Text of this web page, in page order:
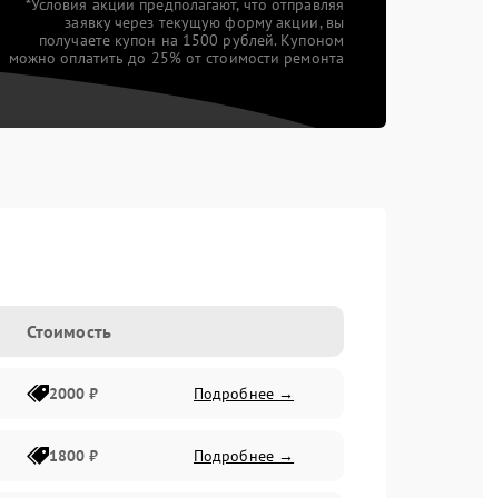
*Условия акции предполагают, что отправляя
заявку через текущую форму акции, вы
получаете купон на 1500 рублей. Купоном
можно оплатить до 25% от стоимости ремонта
Стоимость
2000 ₽ Подробнее →
1800 ₽ Подробнее →